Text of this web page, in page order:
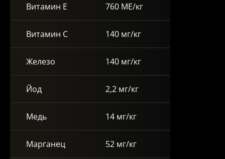
Витамин E 760 МЕ/кг
Витамин C 140 мг/кг
Железо 140 мг/кг
Йод 2,2 мг/кг
Медь 14 мг/кг
Марганец 52 мг/кг